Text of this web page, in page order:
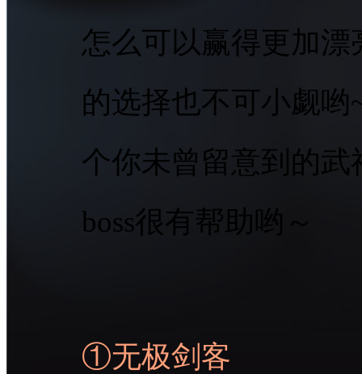
怎么可以赢得更加
的选择也不可小觑
个你未曾留意到的
boss很有帮助哟～
①无极剑客